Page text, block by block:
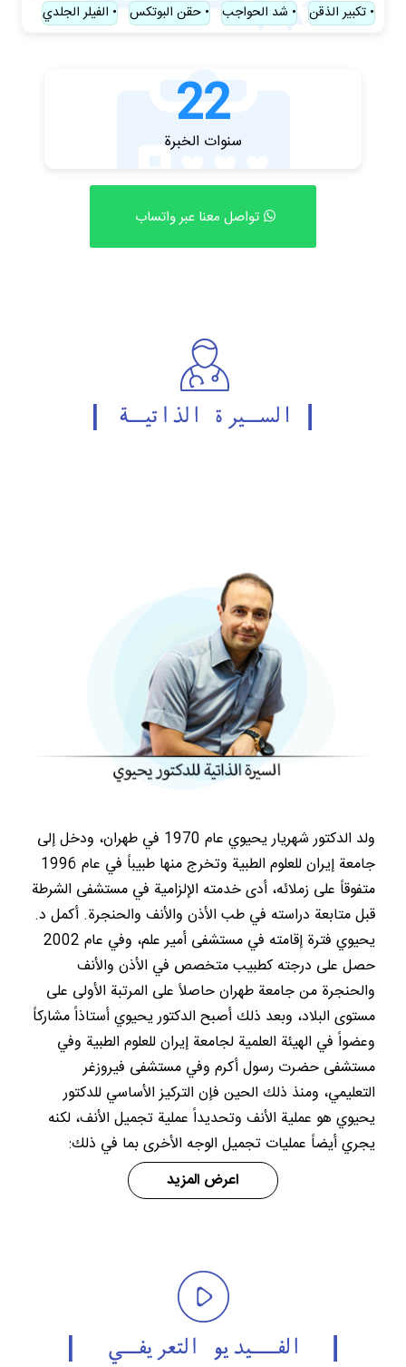
تكبير الذقن
شد الحواجب حقن البوتكس الفيلر الجلدي
22
سنوات الخبرة
تواصل معنا عبر واتساب
ولد الدكتور شهريار يحيوي عام 1970 في طهران، ودخل إلى
جامعة إيران للعلوم الطبية وتخرج منها طبيباً في عام 1996
متفوقاً على زملائه، أدى خدمته الإلزامية في مستشفى الشرطة
قبل متابعة دراسته في طب الأذن والأنف والحنجرة. أكمل د.
يحيوي فترة إقامته في مستشفى أمير علم، وفي عام 2002
حصل على درجته كطبيب متخصص في الأذن والأنف
والحنجرة من جامعة طهران حاصلاً على المرتبة الأولى على
مستوى البلاد، وبعد ذلك أصبح الدكتور يحيوي أستاذاً مشاركاً
وعضواً في الهيئة العلمية لجامعة إيران للعلوم الطبية وفي
مستشفى حضرت رسول أكرم وفي مستشفى فيروزغر
التعليمي، ومنذ ذلك الحين فإن التركيز الأساسي للدكتور
يحيوي هو عملية الأنف وتحديداً عملية تجميل الأنف، لكنه
يجري أيضاً عمليات تجميل الوجه الأخرى بما في ذلك:
اعرض المزيد